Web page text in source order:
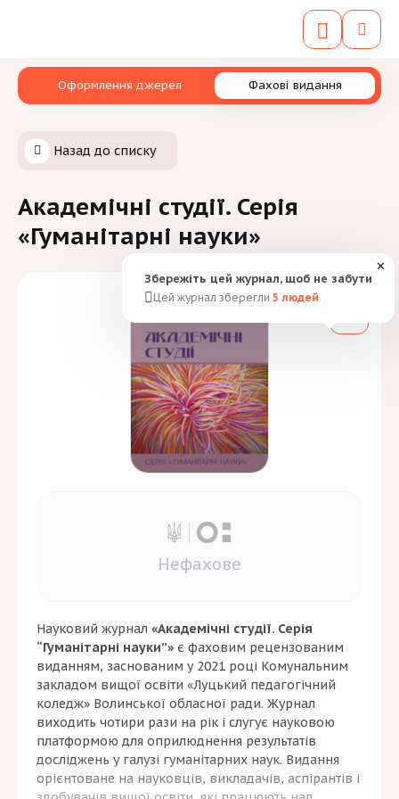
Оформлення джерел Фахові видання
Назад до списку
Академічні студії. Серія
«Гуманітарні науки»
Науковий журнал «Академічні студії. Серія
“Гуманітарні науки”» є фаховим рецензованим
виданням, заснованим у 2021 році Комунальним
закладом вищої освіти «Луцький педагогічний
коледж» Волинської обласної ради. Журнал
виходить чотири рази на рік і слугує науковою
платформою для оприлюднення результатів
досліджень у галузі гуманітарних наук. Видання
орієнтоване на науковців, викладачів, аспірантів і
Нефахове
Збережіть цей журнал, щоб не забути
Цей журнал зберегли 5 людей
✕